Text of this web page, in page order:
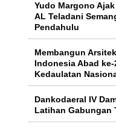
Yudo Margono
AL Teladani
Pendahulu
Membangun
Indonesia Abad
Kedaulatan
Dankodaeral IV
Latihan Gabungan